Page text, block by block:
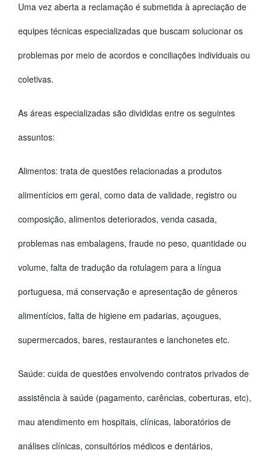
Uma vez aberta a reclamação é submetida à apreciação de
equipes técnicas especializadas que buscam solucionar os
problemas por meio de acordos e conciliações individuais ou
coletivas.
As áreas especializadas são divididas entre os seguintes
assuntos:
Alimentos: trata de questões relacionadas a produtos
alimentícios em geral, como data de validade, registro ou
composição, alimentos deteriorados, venda casada,
problemas nas embalagens, fraude no peso, quantidade ou
volume, falta de tradução da rotulagem para a língua
portuguesa, má conservação e apresentação de gêneros
alimentícios, falta de higiene em padarias, açougues,
supermercados, bares, restaurantes e lanchonetes etc.
Saúde: cuida de questões envolvendo contratos privados de
assistência à saúde (pagamento, carências, coberturas, etc),
mau atendimento em hospitais, clínicas, laboratórios de
análises clínicas, consultórios médicos e dentários,